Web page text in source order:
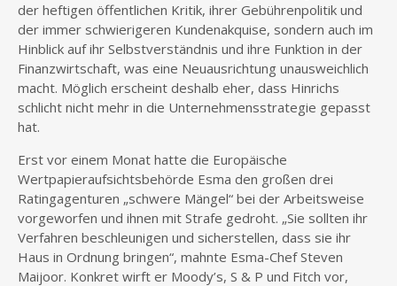
der heftigen öffentlichen Kritik, ihrer Gebührenpolitik und
der immer schwierigeren Kundenakquise, sondern auch im
Hinblick auf ihr Selbstverständnis und ihre Funktion in der
Finanzwirtschaft, was eine Neuausrichtung unausweichlich
macht. Möglich erscheint deshalb eher, dass Hinrichs
schlicht nicht mehr in die Unternehmensstrategie gepasst
hat.
Erst vor einem Monat hatte die Europäische
Wertpapieraufsichtsbehörde Esma den großen drei
Ratingagenturen „schwere Mängel“ bei der Arbeitsweise
vorgeworfen und ihnen mit Strafe gedroht. „Sie sollten ihr
Verfahren beschleunigen und sicherstellen, dass sie ihr
Haus in Ordnung bringen“, mahnte Esma-Chef Steven
Maijoor. Konkret wirft er Moody’s, S & P und Fitch vor,